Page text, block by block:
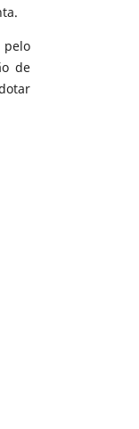
de